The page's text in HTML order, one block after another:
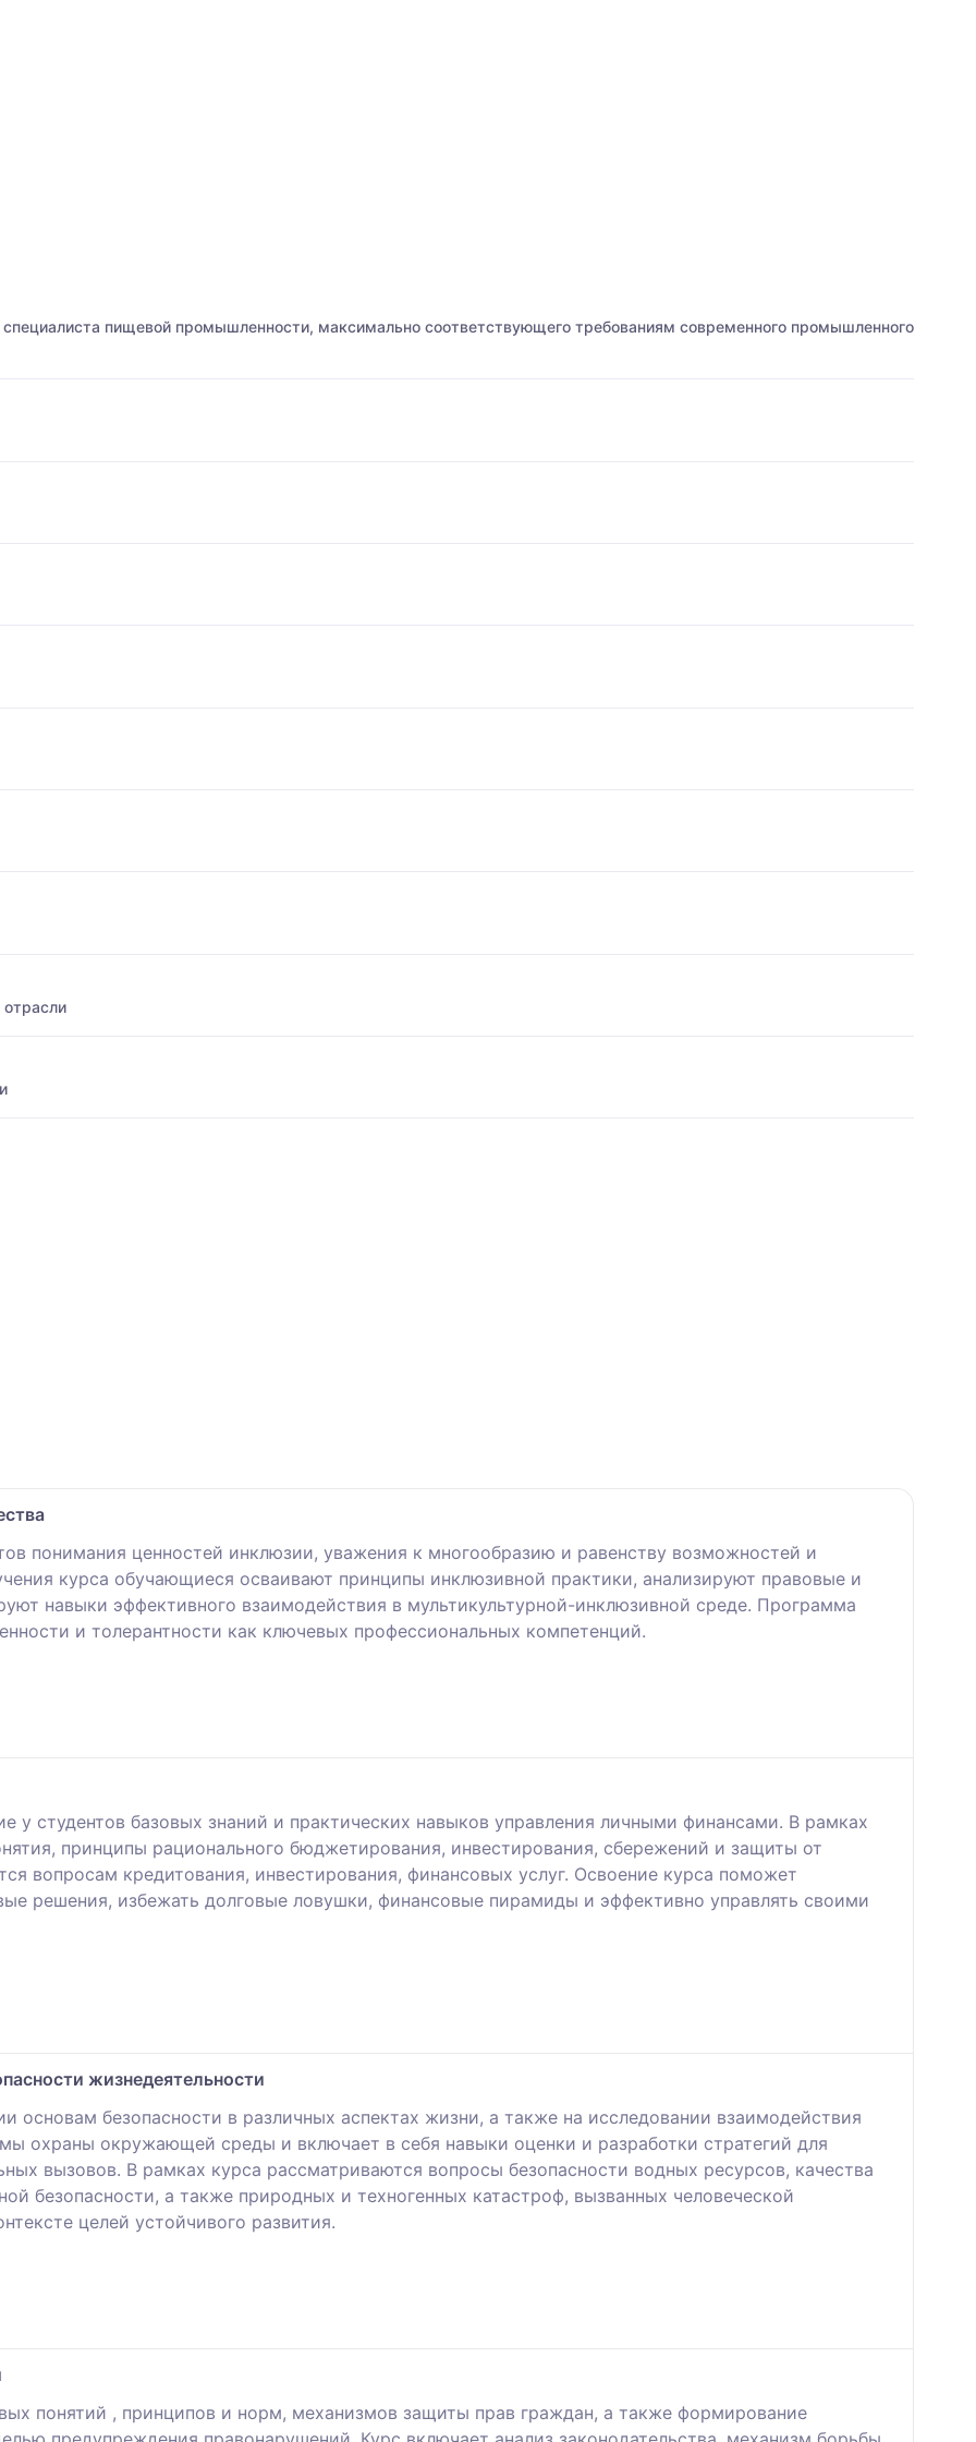
специалиста пищевой промышленности, максимально соответствующего требованиям современного промышленного
понимания ценностей инклюзии, уважения к многообразию и равенству возможностей и
курса обучающиеся осваивают принципы инклюзивной практики, анализируют правовые и
навыки эффективного взаимодействия в мультикультурной-инклюзивной среде. Программа
и толерантности как ключевых профессиональных компетенций.
у студентов базовых знаний и практических навыков управления личными финансами. В рамках
принципы рационального бюджетирования, инвестирования, сбережений и защиты от
вопросам кредитования, инвестирования, финансовых услуг. Освоение курса поможет
решения, избежать долговые ловушки, финансовые пирамиды и эффективно управлять своими
жизнедеятельности
основам безопасности в различных аспектах жизни, а также на исследовании взаимодействия
охраны окружающей среды и включает в себя навыки оценки и разработки стратегий для
вызовов. В рамках курса рассматриваются вопросы безопасности водных ресурсов, качества
безопасности, а также природных и техногенных катастроф, вызванных человеческой
целей устойчивого развития.
понятий , принципов и норм, механизмов защиты прав граждан, а также формирование